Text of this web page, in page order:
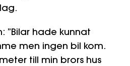
”Bilar hade kunnat
men ingen bil kom.
till min brors hus